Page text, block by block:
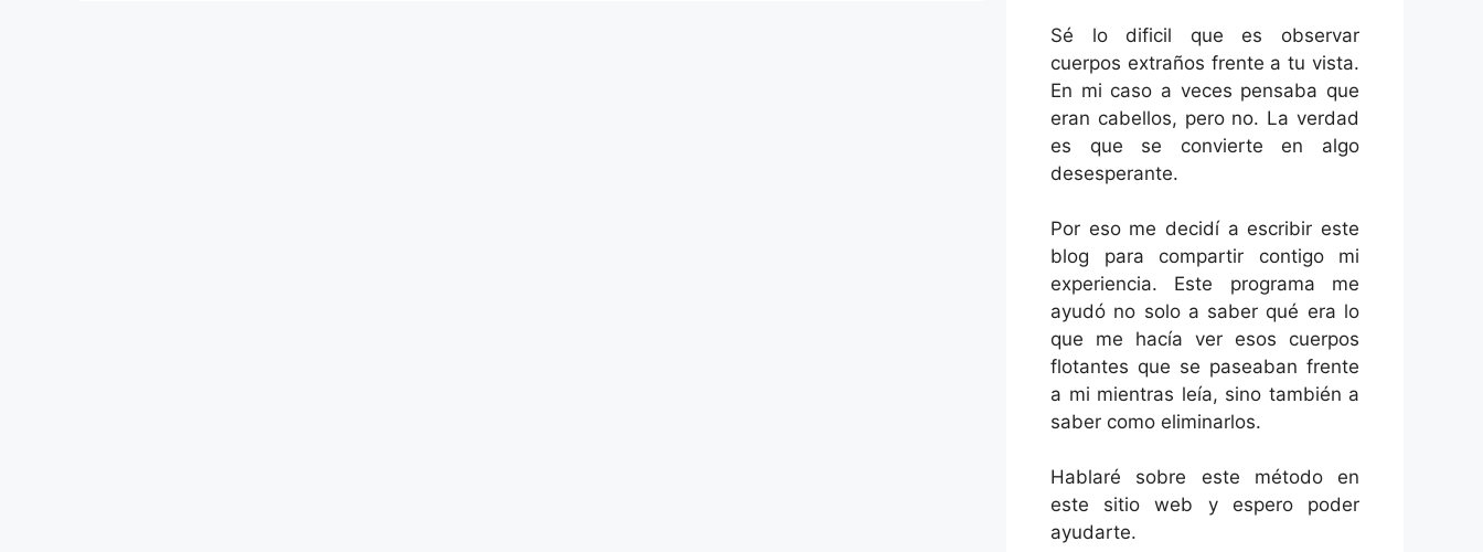
Sé lo dificil que es observar
cuerpos extraños frente a tu vista.
En mi caso a veces pensaba que
eran cabellos, pero no. La verdad
es que se convierte en algo
desesperante.
Por eso me decidí a escribir este
blog para compartir contigo mi
experiencia. Este programa me
ayudó no solo a saber qué era lo
que me hacía ver esos cuerpos
flotantes que se paseaban frente
a mi mientras leía, sino también a
saber como eliminarlos.
Hablaré sobre este método en
este sitio web y espero poder
ayudarte.